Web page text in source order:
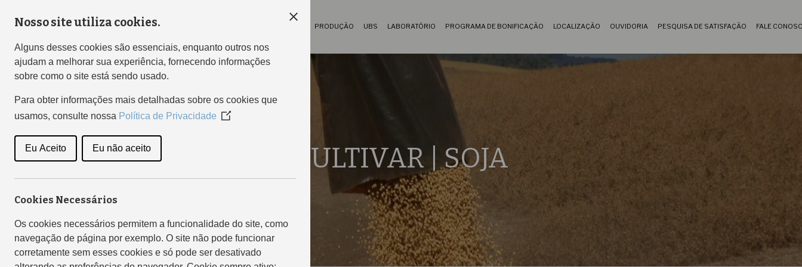
PRODUÇÃO UBS LABORATÓRIO PROGRAMA DE BONIFICAÇÃO LOCALIZAÇÃO OUVIDORIA PESQUISA DE SATISFAÇÃO FALE
CULTIVAR | SOJA
Nosso site utiliza cookies.
Alguns desses cookies são essenciais, enquanto outros nos
ajudam a melhorar sua experiência, fornecendo informações
sobre como o site está sendo usado.
Para obter informações mais detalhadas sobre os cookies que
usamos, consulte nossa Política de Privacidade (Opens
Eu Aceito Eu não aceito
Cookies Necessários
Os cookies necessários permitem a funcionalidade do site, como
navegação de página por exemplo. O site não pode funcionar
corretamente sem esses cookies e só pode ser desativado